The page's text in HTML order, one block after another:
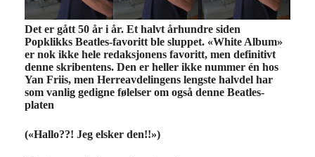
Det er gått 50 år i år. Et halvt århundre siden
Popklikks Beatles-favoritt ble sluppet. «White Album»
er nok ikke hele redaksjonens favoritt, men definitivt
denne skribentens. Den er heller ikke nummer én hos
Yan Friis, men Herreavdelingens lengste halvdel har
som vanlig gedigne følelser om også denne Beatles-
platen
(«Hallo??! Jeg elsker den!!»)